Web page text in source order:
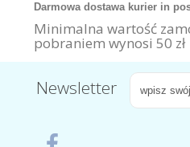
Darmowa dostawa kurier in
Minimalna wartość
pobraniem wynosi 50 zł
Newsletter